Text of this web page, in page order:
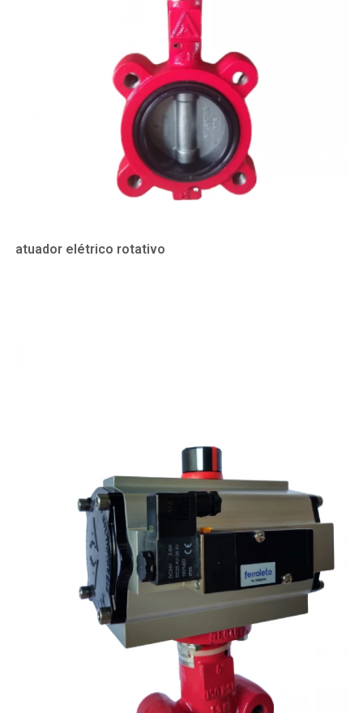
atuador elétrico rotativo